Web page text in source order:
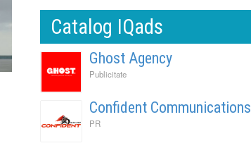
Catalog IQads
Ghost Agency
Publicitate
Confident Communications
PR